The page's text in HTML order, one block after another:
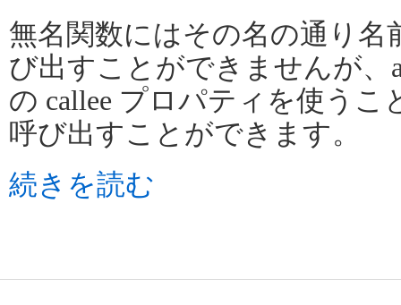
無名関数にはその名の通り名
び出すことができませんが、
の callee プロパティを使うこ
呼び出すことができます。
続きを読む